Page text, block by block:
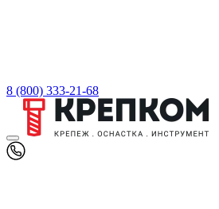
8 (800) 333-21-68